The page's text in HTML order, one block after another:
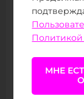
яблоко
и
Ягодные
малина и
МНЕ